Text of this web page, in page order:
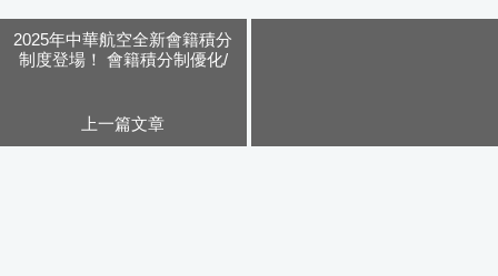
2025年中華航空全新會籍積分
制度登場！ 會籍積分制優化/
上一篇文章